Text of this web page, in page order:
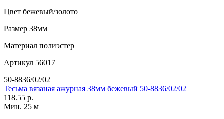
Цвет бежевый/золото
Размер 38мм
Материал полиэстер
Артикул 56017
50-8836/02/02
Тесьма вязаная ажурная 38мм бежевый 50-8836/02/02
118.55 р.
Мин. 25 м